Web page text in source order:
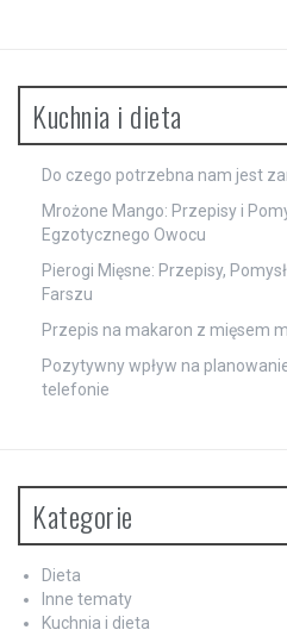
Kuchnia i dieta
Do czego potrzebna nam jest
Mrożone Mango: Przepisy i
Egzotycznego Owocu
Pierogi Mięsne: Przepisy,
Farszu
Przepis na makaron z mięsem
Pozytywny wpływ na
telefonie
Kategorie
Dieta
Inne tematy
Kuchnia i dieta